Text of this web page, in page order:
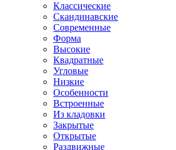
Классические
Скандинавские
Современные
Форма
Высокие
Квадратные
Угловые
Низкие
Особенности
Встроенные
Из кладовки
Закрытые
Открытые
Раздвижные